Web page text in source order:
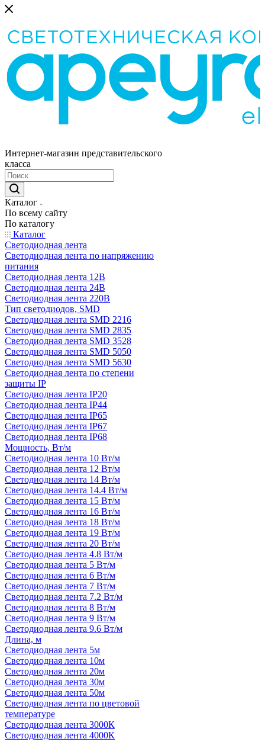
Интернет-магазин представительского
класса
Каталог
По всему сайту
По каталогу
Каталог
Светодиодная лента
Светодиодная лента по напряжению
питания
Светодиодная лента 12В
Светодиодная лента 24В
Светодиодная лента 220В
Тип светодиодов, SMD
Cветодиодная лента SMD 2216
Светодиодная лента SMD 2835
Светодиодная лента SMD 3528
Светодиодная лента SMD 5050
Светодиодная лента SMD 5630
Светодиодная лента по степени
защиты IP
Светодиодная лента IP20
Светодиодная лента IP44
Светодиодная лента IP65
Светодиодная лента IP67
Светодиодная лента IP68
Мощность, Вт/м
Светодиодная лента 10 Вт/м
Светодиодная лента 12 Вт/м
Светодиодная лента 14 Вт/м
Светодиодная лента 14.4 Вт/м
Светодиодная лента 15 Вт/м
Светодиодная лента 16 Вт/м
Светодиодная лента 18 Вт/м
Светодиодная лента 19 Вт/м
Светодиодная лента 20 Вт/м
Светодиодная лента 4.8 Вт/м
Светодиодная лента 5 Вт/м
Светодиодная лента 6 Вт/м
Светодиодная лента 7 Вт/м
Светодиодная лента 7.2 Вт/м
Светодиодная лента 8 Вт/м
Светодиодная лента 9 Вт/м
Светодиодная лента 9.6 Вт/м
Длина, м
Светодиодная лента 5м
Светодиодная лента 10м
Светодиодная лента 20м
Светодиодная лента 30м
Светодиодная лента 50м
Светодиодная лента по цветовой
температуре
Светодиодная лента 3000К
Светодиодная лента 4000К